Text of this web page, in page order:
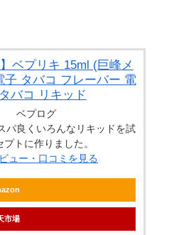
】ベプリキ 15ml (巨峰メ
子 タバコ フレーバー 電
バコ リキッド
ベプログ
パ良くいろんなリキッドを試
トに作りました。
ュー・口コミを見る
市場